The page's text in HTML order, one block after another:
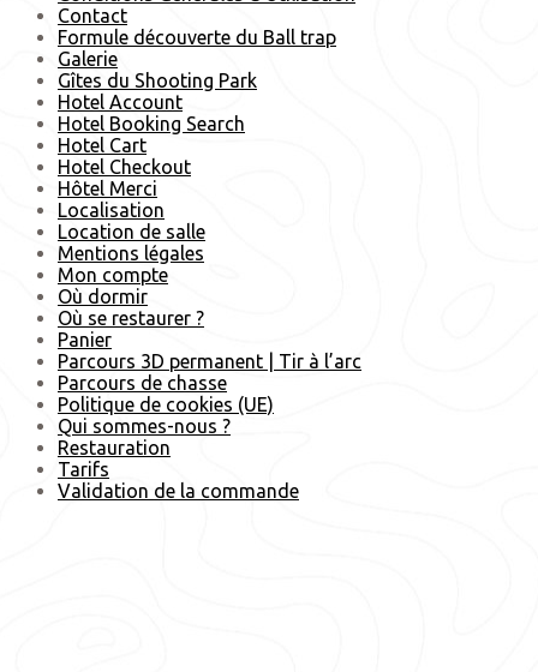
Contact
Formule découverte du Ball trap
Galerie
Gîtes du Shooting Park
Hotel Account
Hotel Booking Search
Hotel Cart
Hotel Checkout
Hôtel Merci
Localisation
Location de salle
Mentions légales
Mon compte
Où dormir
Où se restaurer ?
Panier
Parcours 3D permanent | Tir à l’arc
Parcours de chasse
Politique de cookies (UE)
Qui sommes-nous ?
Restauration
Tarifs
Validation de la commande